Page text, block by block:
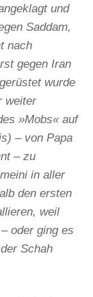
und
Saddam,
nach
gegen Iran
wurde
weiter
»Mobs« auf
– von Papa
– zu
in aller
den ersten
weil
oder ging es
Schah